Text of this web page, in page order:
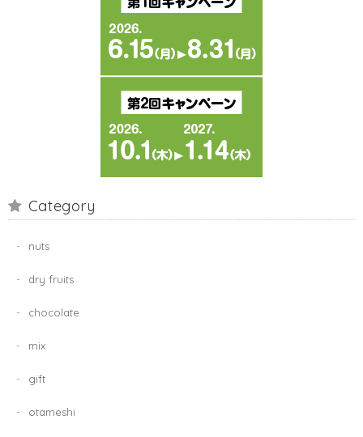
Category
nuts
dry fruits
chocolate
mix
gift
otameshi